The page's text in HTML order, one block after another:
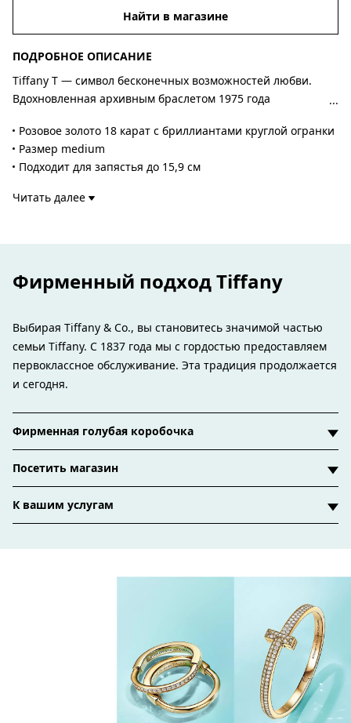
Найти в магазине
ПОДРОБНОЕ ОПИСАНИЕ
Tiffany T — символ бесконечных возможностей любви.
Вдохновленная архивным браслетом 1975 года
и воплощение духа Нью-Йорка, который основатель
Чарльз Льюис Тиффани считал городом перспектив и
возможностей. Бриллианты элегантно подчеркивают
комбинируйте его с другими браслетами Tiffany для
Розовое золото 18 карат с бриллиантами круглой огранки
Размер medium
Подходит для запястья до 15,9 см
Номер изделия:60150747
Читать далее
Фирменный подход Tiffany
Выбирая Tiffany & Co., вы становитесь значимой частью
семьи Tiffany. С 1837 года мы с гордостью предоставляем
первоклассное обслуживание. Эта традиция продолжается
и сегодня.
Фирменная голубая коробочка
Посетить магазин
К вашим услугам